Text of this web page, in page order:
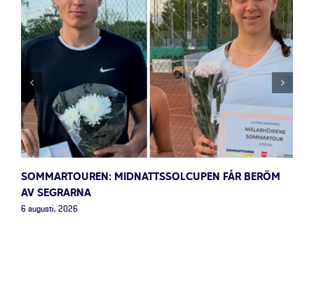
SOMMARTOUREN: MIDNATTSSOLCUPEN FÅR BERÖM
AV SEGRARNA
6 augusti, 2026